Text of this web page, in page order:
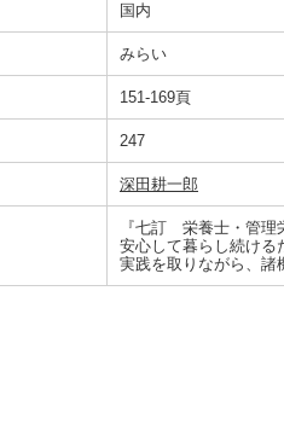
国内
みらい
151-169頁
247
深田耕一郎
『七訂 栄養士・管
安心して暮らし続ける
実践を取りながら、諸